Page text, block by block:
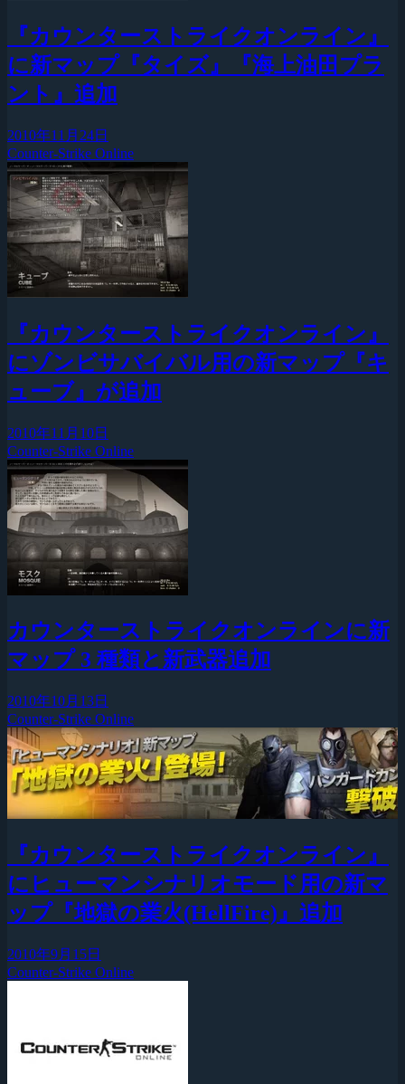
『カウンターストライクオンライン』
に新マップ『タイズ』『海上油田プラ
ント』追加
2010年11月24日
Counter-Strike Online
『カウンターストライクオンライン』
にゾンビサバイバル用の新マップ『キ
ューブ』が追加
2010年11月10日
Counter-Strike Online
カウンターストライクオンラインに新
マップ 3 種類と新武器追加
2010年10月13日
Counter-Strike Online
『カウンターストライクオンライン』
にヒューマンシナリオモード用の新マ
ップ『地獄の業火(HellFire)』追加
2010年9月15日
Counter-Strike Online